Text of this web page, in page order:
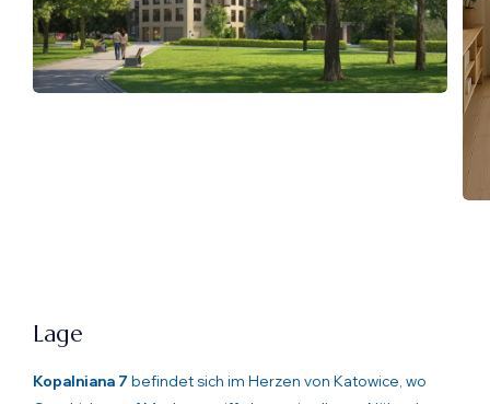
Lage
Kopalniana 7 befindet sich im Herzen von Katowice, wo